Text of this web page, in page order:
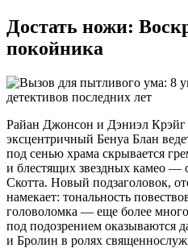
Достать ножи:
покойника
Райан Джонсон и Дэниэл Крэйг
эксцентричный Бенуа Блан
под сенью храма скрывается
и блестящих звездных камео
Скотта. Новый подзаголовок,
намекает: тональность
головоломка — еще более
под подозрением
и Бролин в ролях